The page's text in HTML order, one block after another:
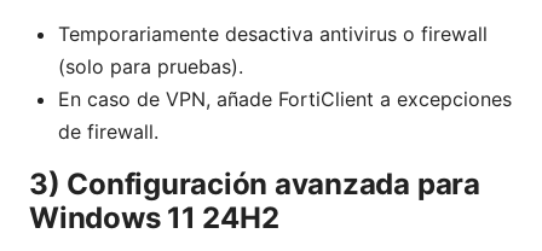
Temporariamente desactiva antivirus o firewall
(solo para pruebas).
En caso de VPN, añade FortiClient a excepciones
de firewall.
3) Configuración avanzada para
Windows 11 24H2